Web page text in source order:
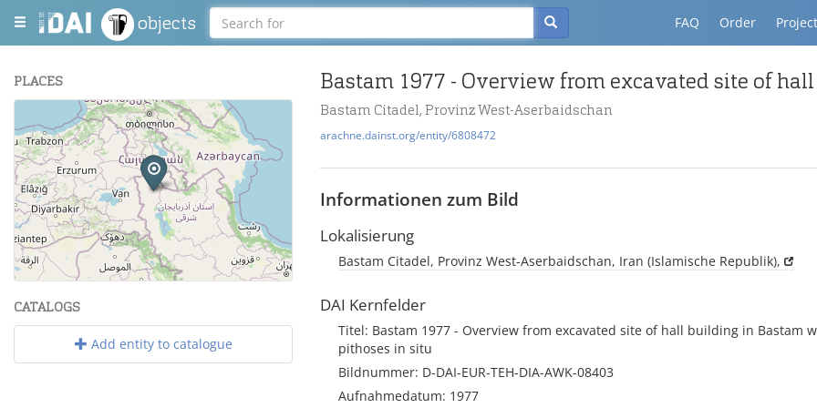
objects FAQ Order
PLACES
+
−
Leaflet| Maps and Data ©OpenStreetMap.
CATALOGS
Add entity to catalogue
Bastam Citadel, Provinz West-Aserbaidschan
arachne.dainst.org/entity/6808472
Informationen zum Bild
Lokalisierung
Bastam Citadel, Provinz West-Aserbaidschan, Iran (Islamische Republik),
DAI Kernfelder
Titel: Bastam 1977 - Overview from excavated site of hall building in Bastam
pithoses in situ
Bildnummer: D-DAI-EUR-TEH-DIA-AWK-08403
Aufnahmedatum: 1977